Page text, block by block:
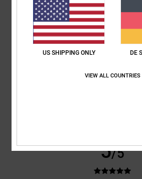
5 /5
5/5
US SHIPPING ONLY DE
VIEW ALL COUNTRIES